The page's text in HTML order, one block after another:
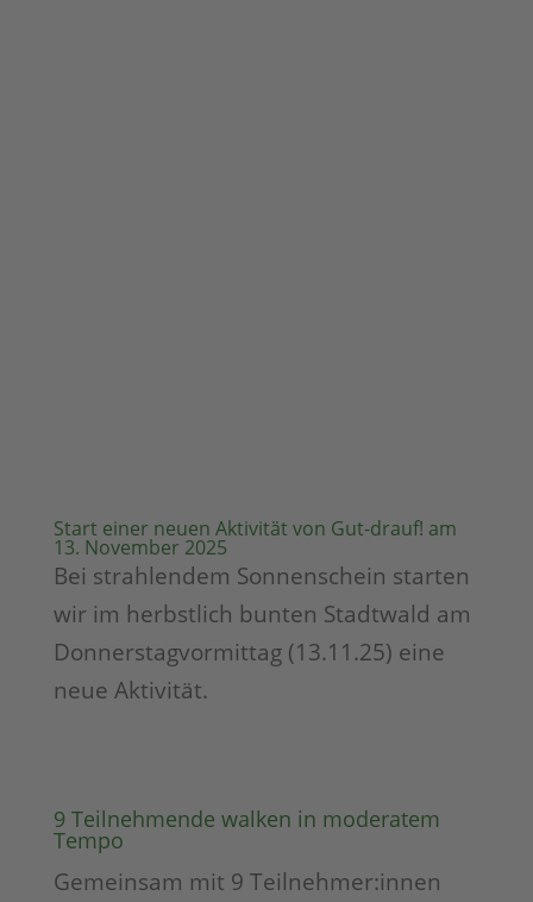
Start einer neuen Aktivität von Gut-drauf! am
13. November 2025
Bei strahlendem Sonnenschein starten
wir im herbstlich bunten Stadtwald am
Donnerstagvormittag (13.11.25) eine
neue Aktivität.
9 Teilnehmende walken in moderatem
Tempo
Gemeinsam mit 9 Teilnehmer:innen